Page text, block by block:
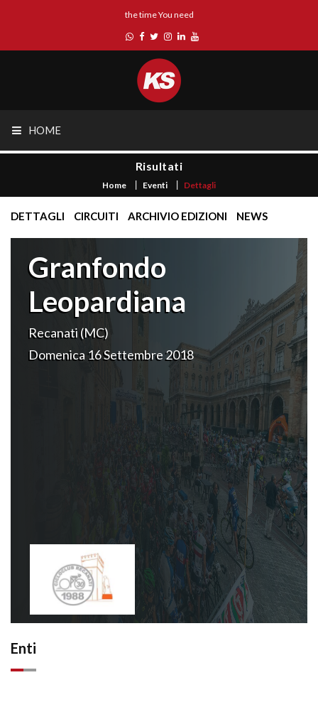
the time You need
HOME
Risultati
Home Eventi Dettagli
DETTAGLI CIRCUITI ARCHIVIO EDIZIONI NEWS
Granfondo
Leopardiana
Recanati (MC)
Domenica 16 Settembre 2018
Enti